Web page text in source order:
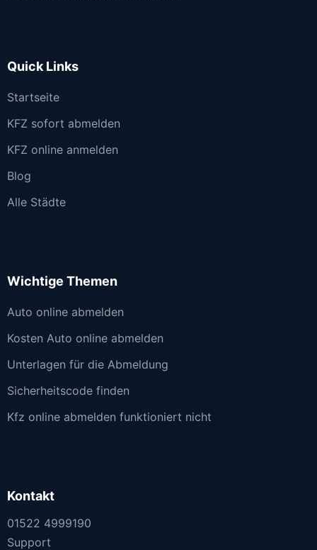
Quick Links
Startseite
KFZ sofort abmelden
KFZ online anmelden
Blog
Alle Städte
Wichtige Themen
Auto online abmelden
Kosten Auto online abmelden
Unterlagen für die Abmeldung
Sicherheitscode finden
Kfz online abmelden funktioniert nicht
Kontakt
01522 4999190
Support